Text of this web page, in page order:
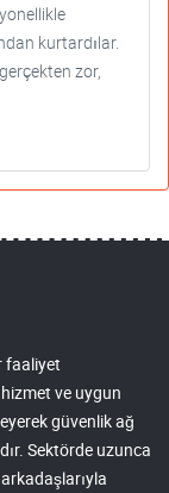
kurtardılar.
zor,
faaliyet
ve uygun
güvenlik ağ
Sektörde uzunca